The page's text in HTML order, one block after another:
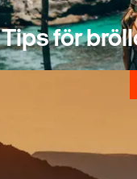
Tips för